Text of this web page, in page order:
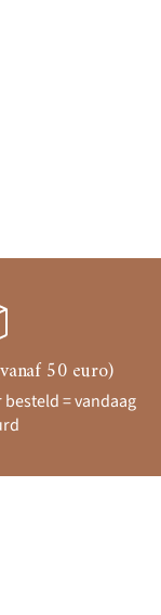
50 euro)
= vandaag